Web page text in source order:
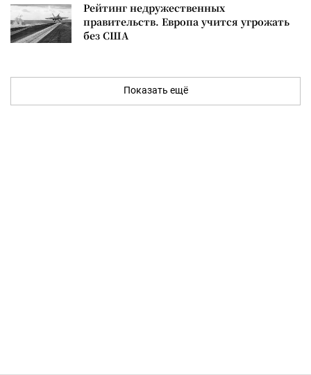
Рейтинг недружественных
правительств. Европа учится угрожать
без США
Показать ещё